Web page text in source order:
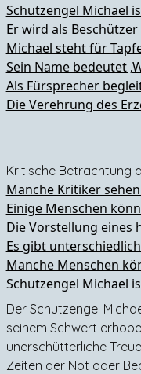
Schutzengel Michael
Er wird als
Michael steht für
Sein Name bedeutet
Als Fürsprecher
Die Verehrung des
Kritische Betrachtung
Manche Kritiker
Einige Menschen
Die Vorstellung eines
Es gibt
Manche Menschen
Schutzengel Michael
Der Schutzengel
seinem Schwert
unerschütterliche
Zeiten der Not oder